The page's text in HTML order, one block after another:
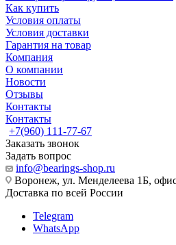
Как купить
Условия оплаты
Условия доставки
Гарантия на товар
Компания
О компании
Новости
Отзывы
Контакты
Контакты
+7(960) 111-77-67
Заказать звонок
Задать вопрос
info@bearings-shop.ru
Воронеж, ул. Менделеева 1Б,
Доставка по всей России
Telegram
WhatsApp